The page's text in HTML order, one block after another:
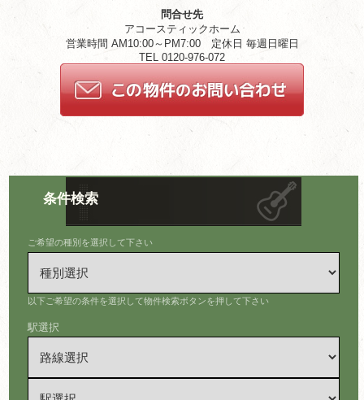
条件検索
ご希望の種別を選択して下さい
以下ご希望の条件を選択して物件検索ボタンを押して下さい
駅選択
問合せ先
アコースティックホーム
営業時間 AM10:00～PM7:00 定休日 毎週日曜日
TEL 0120-976-072